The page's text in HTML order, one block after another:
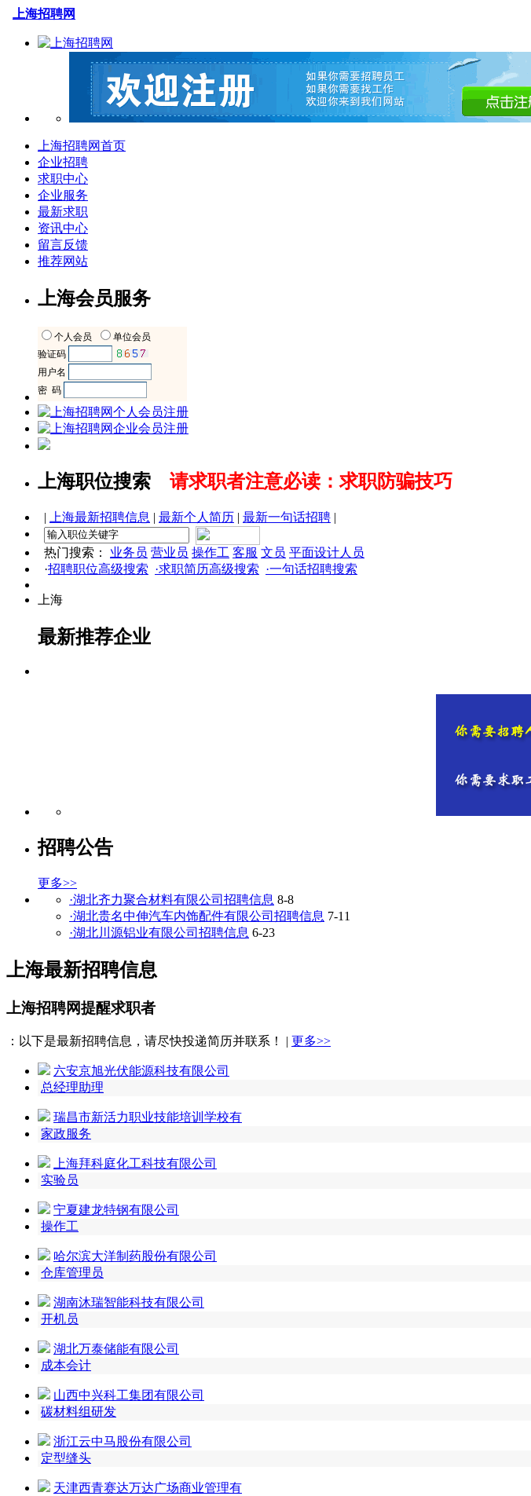
上海招聘网
上海招聘网首页
企业招聘
求职中心
企业服务
最新求职
资讯中心
留言反馈
推荐网站
上海会员服务
上海职位搜索 请求职者注意必读：求职防骗技巧
| 上海最新招聘信息 | 最新个人简历 | 最新一句话招聘 |
热门搜索： 业务员 营业员 操作工 客服 文员 平面设计人员
·招聘职位高级搜索 ·求职简历高级搜索 ·一句话招聘搜索
上海
最新推荐企业
招聘公告
更多>>
·湖北齐力聚合材料有限公司招聘信息 8-8
·湖北贵名中伸汽车内饰配件有限公司招聘信息 7-11
·湖北川源铝业有限公司招聘信息 6-23
上海最新招聘信息
上海招聘网提醒求职者
：以下是最新招聘信息，请尽快投递简历并联系！ | 更多>>
六安京旭光伏能源科技有限公司
总经理助理
瑞昌市新活力职业技能培训学校有
家政服务
上海拜科庭化工科技有限公司
实验员
宁夏建龙特钢有限公司
操作工
哈尔滨大洋制药股份有限公司
仓库管理员
湖南沐瑞智能科技有限公司
开机员
湖北万泰储能有限公司
成本会计
山西中兴科工集团有限公司
碳材料组研发
浙江云中马股份有限公司
定型缝头
天津西青赛达万达广场商业管理有